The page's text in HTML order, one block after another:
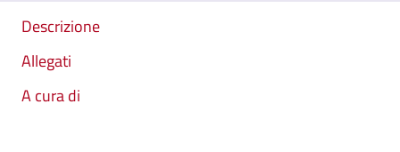
Descrizione
Allegati
A cura di